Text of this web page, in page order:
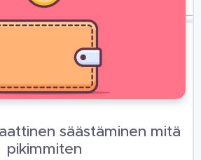
säästäminen mitä
pikimmiten